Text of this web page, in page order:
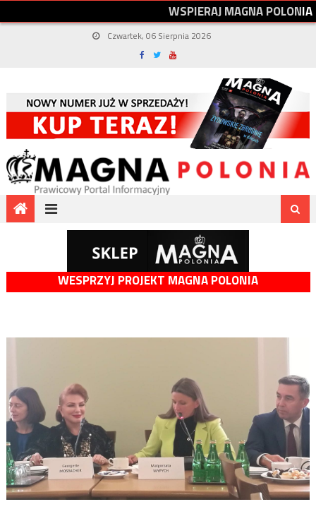
WSPIERAJMAGNAPOLONIA
Czwartek, 06 Sierpnia 2026
WESPRZYJ PROJEKT MAGNA POLONIA